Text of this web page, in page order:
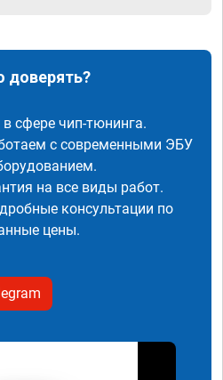
сфере чип-тюнинга.
с современными ЭБУ
на все виды работ.
консультации по
цены.